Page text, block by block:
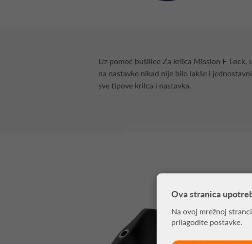
Uz pomoć bušilice Za krilca Mission F-Lock,
na nastavke nikad nije bilo lakše i
sve tipove krilca i nastavka.
Ova stranica
Na ovoj mrežnoj
prilagodite postavke.